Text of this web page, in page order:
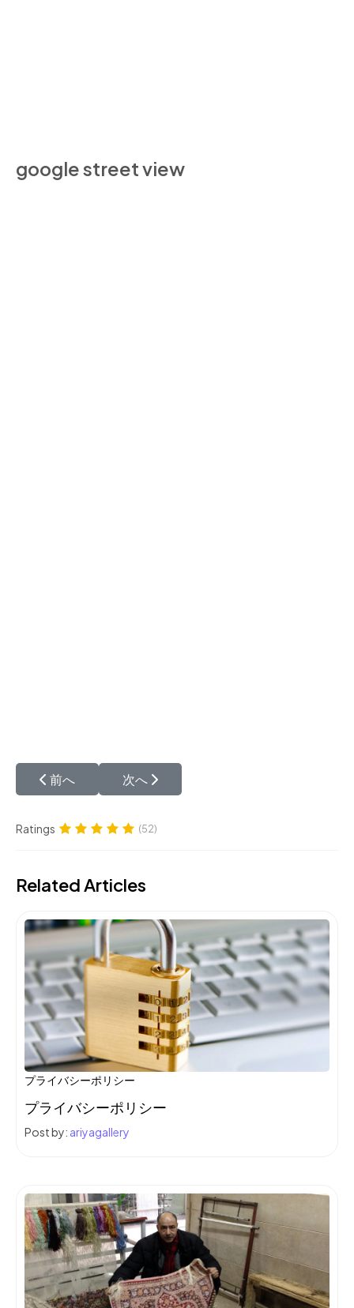
google street view
前の記事へ: アリヤギャラリー
前へ 次の記事へ: ペルシャ絨毯のお支払い方
次へ
Ratings (52)
Related Articles
プライバシーポリシー
プライバシーポリシー
Post by: ariyagallery